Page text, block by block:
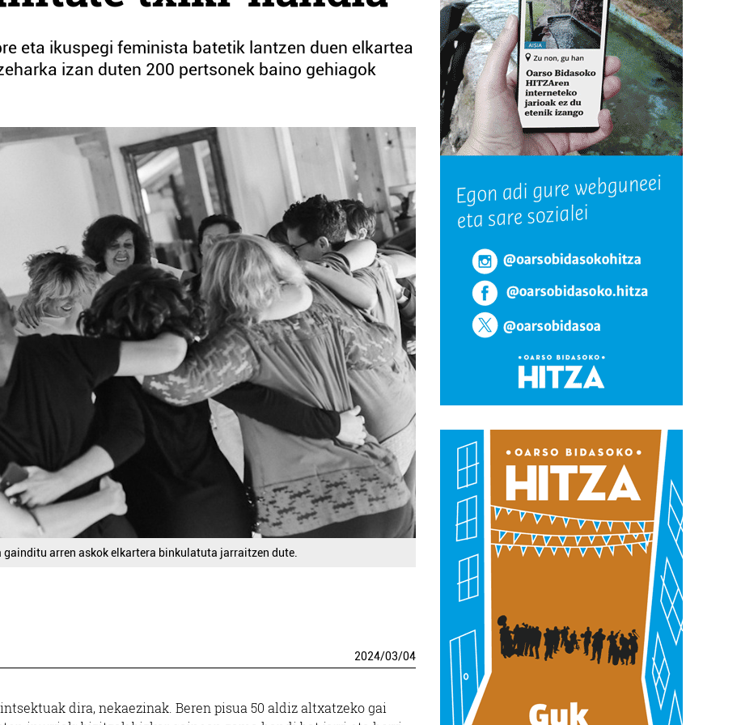
eta ikuspegi feminista batetik lantzen duen elkartea
izan duten 200 pertsonek baino gehiagok
arren askok elkartera binkulatuta jarraitzen dute.
2024/03/04
dira, nekaezinak. Beren pisua 50 aldiz altxatzeko gai